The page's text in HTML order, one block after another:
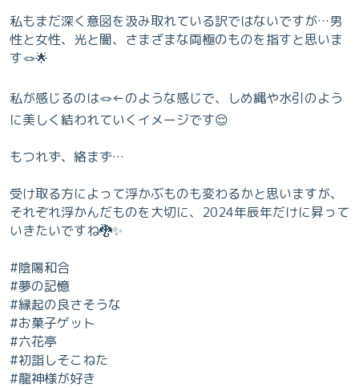
私もまだ深く意図を汲み取れている訳ではないですが…男
性と女性、光と闇、さまざまな両極のものを指すと思いま
す🪢🌟
私が感じるのは🪢←のような感じで、しめ縄や水引のよう
に美しく結われていくイメージです😌
もつれず、絡まず…
受け取る方によって浮かぶものも変わるかと思いますが、
それぞれ浮かんだものを大切に、2024年辰年だけに昇って
いきたいですね🐉✨
#陰陽和合
#夢の記憶
#縁起の良さそうな
#お菓子ゲット
#六花亭
#初詣しそこねた
#龍神様が好き